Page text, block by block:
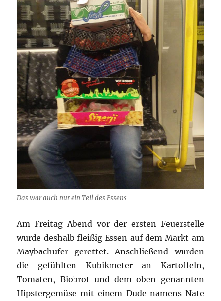
Das war auch nur ein Teil des Essens
Am Freitag Abend vor der ersten Feuerstelle
wurde deshalb fleißig Essen auf dem Markt am
Maybachufer gerettet. Anschließend wurden
die gefühlten Kubikmeter an Kartoffeln,
Tomaten, Biobrot und dem oben genannten
Hipstergemüse mit einem Dude namens Nate